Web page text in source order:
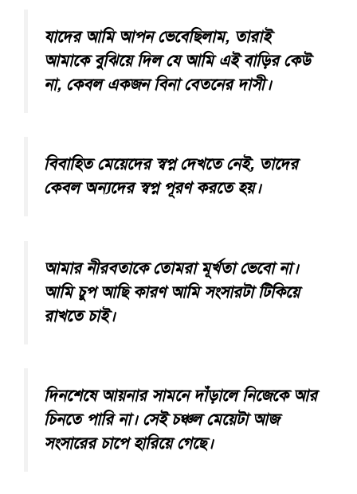
যাদের আমি আপন ভেবেছিলাম, তারাই
আমাকে বুঝিয়ে দিল যে আমি এই বাড়ির কেউ
না, কেবল একজন বিনা বেতনের দাসী।
বিবাহিত মেয়েদের স্বপ্ন দেখতে নেই, তাদের
কেবল অন্যদের স্বপ্ন পূরণ করতে হয়।
আমার নীরবতাকে তোমরা মূর্খতা ভেবো না।
আমি চুপ আছি কারণ আমি সংসারটা টিকিয়ে
রাখতে চাই।
দিনশেষে আয়নার সামনে দাঁড়ালে নিজেকে আর
চিনতে পারি না। সেই চঞ্চল মেয়েটা আজ
সংসারের চাপে হারিয়ে গেছে।